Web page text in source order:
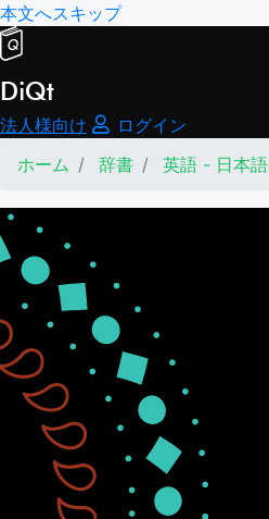
本文へスキップ
DiQt
法人様向け
ログイン
ホーム
辞書 英語 - 日本語